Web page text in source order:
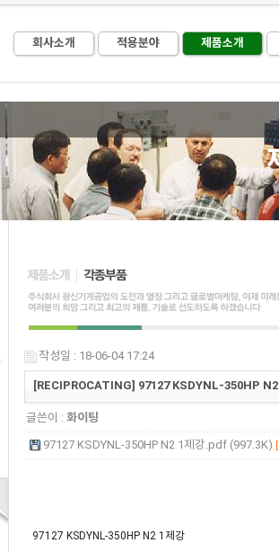
회사소개 적용분야 제품소개
작성일 : 18-06-04 17:24
[RECIPROCATING] 97127 KSDYNL-350HP
글쓴이 : 화이팅
97127 KSDYNL-350HP N2 1제강.pdf (997.3K)
97127 KSDYNL-350HP N2 1제강